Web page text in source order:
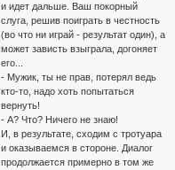
и идет дальше. Ваш покорный
слуга, решив поиграть в честность
(во что ни играй - результат один), а
может зависть взыграла, догоняет
его...
- Мужик, ты не прав, потерял ведь
кто-то, надо хоть попытаться
вернуть!
- А? Что? Ничего не знаю!
И, в результате, сходим с тротуара
и оказываемся в стороне. Диалог
продолжается примерно в том же